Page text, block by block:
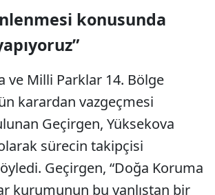
konusunda
ve Milli Parklar 14. Bölge
karardan vazgeçmesi
Geçirgen, Yüksekova
sürecin takipçisi
Geçirgen, “Doğa Koruma
kurumunun bu yanlıştan bir